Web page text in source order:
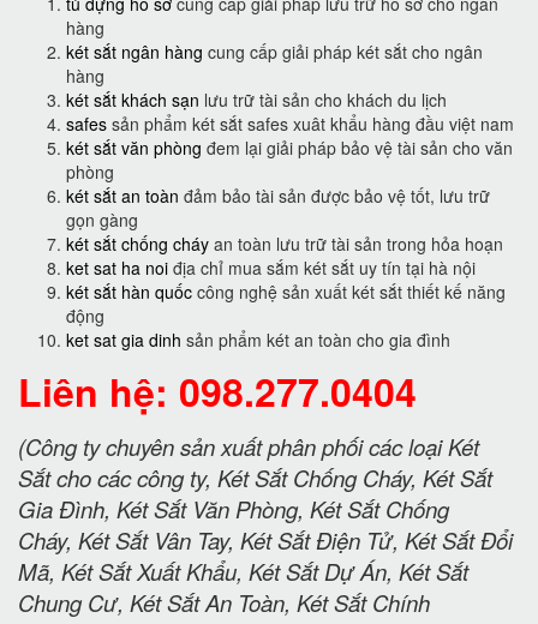
hàng
két sắt ngân hàng cung cấp giải pháp két sắt cho ngân
hàng
két sắt khách sạn lưu trữ tài sản cho khách du lịch
safes sản phẩm két sắt safes xuât khẩu hàng đầu việt nam
két sắt văn phòng đem lại giải pháp bảo vệ tài sản cho văn
phòng
két sắt an toàn đảm bảo tài sản được bảo vệ tốt, lưu trữ
gọn gàng
két sắt chống cháy an toàn lưu trữ tài sản trong hỏa hoạn
ket sat ha noi địa chỉ mua sắm két sắt uy tín tại hà nội
két sắt hàn quốc công nghệ sản xuất két sắt thiết kế năng
động
ket sat gia dinh sản phẩm két an toàn cho gia đình
Liên hệ: 098.277.0404
(Công ty chuyên sản xuất phân phối các loại Két
Sắt cho các công ty, Két Sắt Chống Cháy, Két Sắt
Gia Đình, Két Sắt Văn Phòng, Két Sắt Chống
Cháy, Két Sắt Vân Tay, Két Sắt Điện Tử, Két Sắt Đổi
Mã, Két Sắt Xuất Khẩu, Két Sắt Dự Án, Két Sắt
Chung Cư, Két Sắt An Toàn, Két Sắt Chính